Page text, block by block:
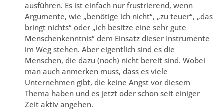
ausführen. Es ist einfach nur frustrierend, wenn
Argumente, wie „benötige ich nicht“, „zu teuer“, „das
bringt nichts“ oder „ich besitze eine sehr gute
Menschenkenntnis“ dem Einsatz dieser Instrumente
im Weg stehen. Aber eigentlich sind es die
Menschen, die dazu (noch) nicht bereit sind. Wobei
man auch anmerken muss, dass es viele
Unternehmen gibt, die keine Angst vor diesem
Thema haben und es jetzt oder schon seit einiger
Zeit aktiv angehen.